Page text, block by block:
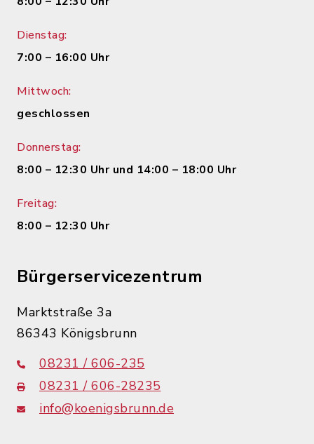
Dienstag:
7:00 – 16:00 Uhr
Mittwoch:
geschlossen
Donnerstag:
8:00 – 12:30 Uhr und 14:00 – 18:00 Uhr
Freitag:
8:00 – 12:30 Uhr
Bürgerservicezentrum
Marktstraße 3a
86343 Königsbrunn
08231 / 606-235
08231 / 606-28235
info@koenigsbrunn.de